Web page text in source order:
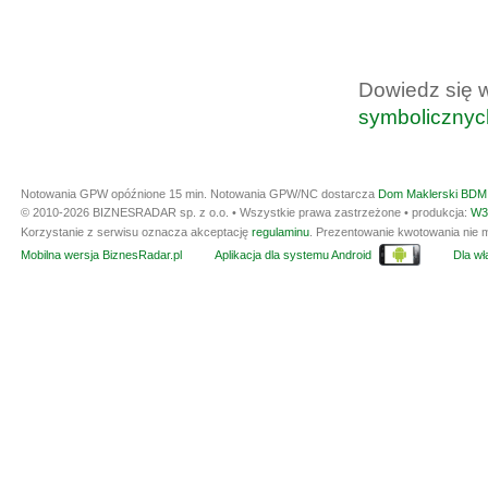
Dowiedz się
Notowania GPW opóźnione 15 min. Notowania GPW/NC dostarcza Dom Maklerski
© 2010-2026 BIZNESRADAR sp. z o.o. • Wszystkie prawa zastrzeżone • produkcja:
Korzystanie z serwisu oznacza akceptację regulaminu . Prezentowanie kwotowania
Mobilna wersja BiznesRadar.pl
Aplikacja dla systemu Android Dla